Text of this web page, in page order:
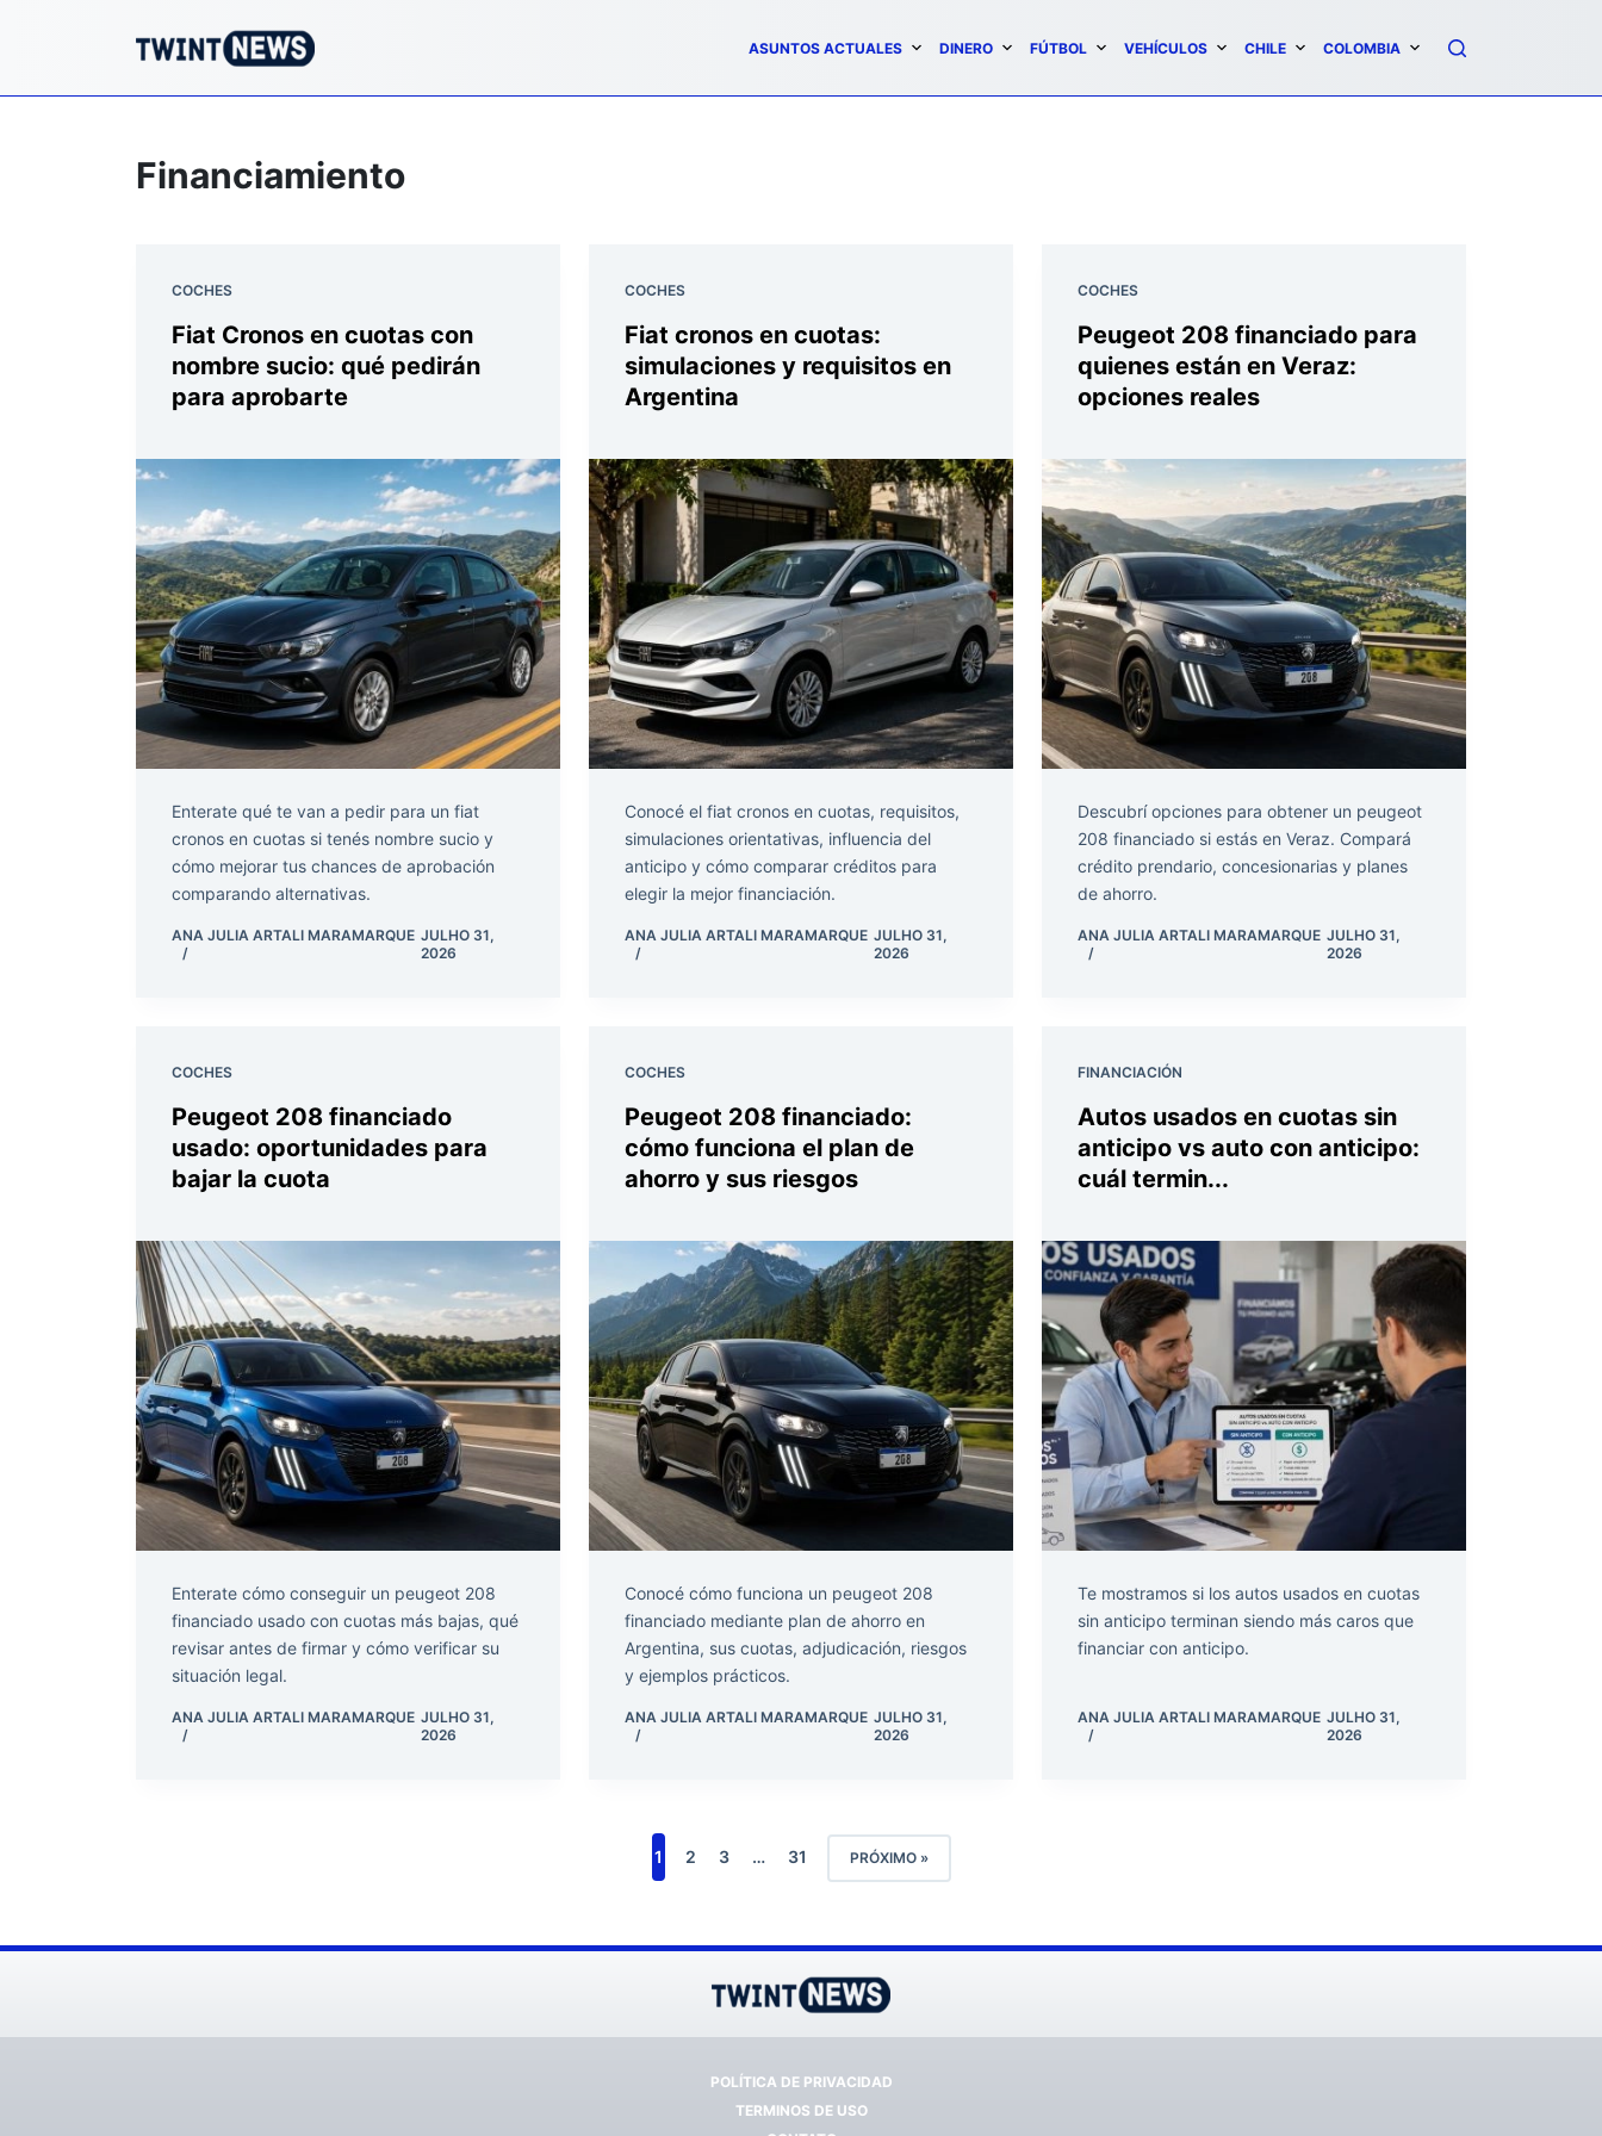
ASUNTOS ACTUALES DINERO FÚTBOL VEHÍCULOS CHILE COLOMBIA
Financiamiento
COCHES
Fiat Cronos en cuotas con
nombre sucio: qué pedirán
para aprobarte
Enterate qué te van a pedir para un fiat
cronos en cuotas si tenés nombre sucio y
cómo mejorar tus chances de aprobación
comparando alternativas.
ANA JULIA ARTALI MARAMARQUE JULHO 31,
2026
COCHES
Fiat cronos en cuotas:
simulaciones y requisitos en
Argentina
Conocé el fiat cronos en cuotas, requisitos,
simulaciones orientativas, influencia del
anticipo y cómo comparar créditos para
elegir la mejor financiación.
ANA JULIA ARTALI MARAMARQUE JULHO 31,
2026
COCHES
Peugeot 208 financiado para
quienes están en Veraz:
opciones reales
Descubrí opciones para obtener un peugeot
208 financiado si estás en Veraz. Compará
crédito prendario, concesionarias y planes
de ahorro.
ANA JULIA ARTALI MARAMARQUE JULHO 31,
2026
COCHES
Peugeot 208 financiado
usado: oportunidades para
bajar la cuota
Enterate cómo conseguir un peugeot 208
financiado usado con cuotas más bajas, qué
revisar antes de firmar y cómo verificar su
situación legal.
ANA JULIA ARTALI MARAMARQUE JULHO 31,
2026
COCHES
Peugeot 208 financiado:
cómo funciona el plan de
ahorro y sus riesgos
Conocé cómo funciona un peugeot 208
financiado mediante plan de ahorro en
Argentina, sus cuotas, adjudicación, riesgos
y ejemplos prácticos.
ANA JULIA ARTALI MARAMARQUE JULHO 31,
2026
FINANCIACIÓN
Autos usados en cuotas sin
anticipo vs auto con anticipo:
cuál termin...
Te mostramos si los autos usados en cuotas
sin anticipo terminan siendo más caros que
financiar con anticipo.
ANA JULIA ARTALI MARAMARQUE JULHO 31,
2026
1 2 3 … 31 PRÓXIMO »
POLÍTICA DE PRIVACIDAD
TERMINOS DE USO